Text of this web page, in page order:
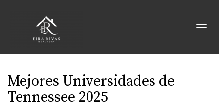
Mejores Universidades de
Tennessee 2025